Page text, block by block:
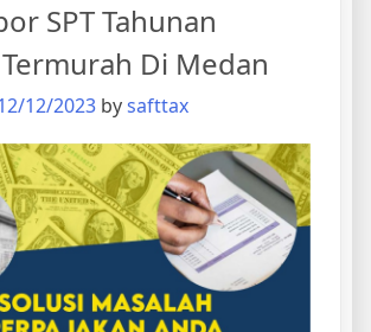
SPT Tahunan
Di Medan
12/2023 bysafttax